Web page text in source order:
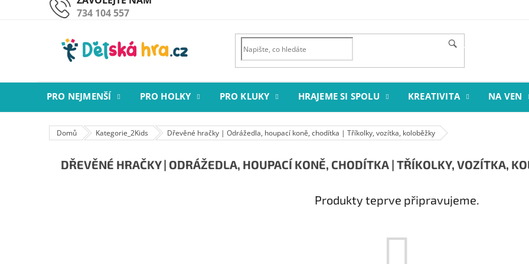
734 104 557
PRO NEJMENŠÍ PRO HOLKY PRO KLUKY HRAJEME SI SPOLU KREATIVITA NA VEN
Domů Kategorie_2Kids Dřevěné hračky | Odrážedla, houpací koně, chodítka | Tříkolky, vozítka, koloběžky
DŘEVĚNÉ HRAČKY | ODRÁŽEDLA, HOUPACÍ KONĚ, CHODÍTKA | TŘÍKOLKY, VOZÍTKA,
Produkty teprve připravujeme.